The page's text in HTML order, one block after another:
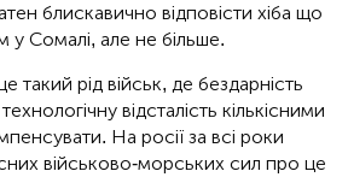
блискавично відповісти хіба що
у Сомалі, але не більше.
такий рід військ, де бездарність
відсталість кількісними
На росії за всі роки
військово-морських сил про це